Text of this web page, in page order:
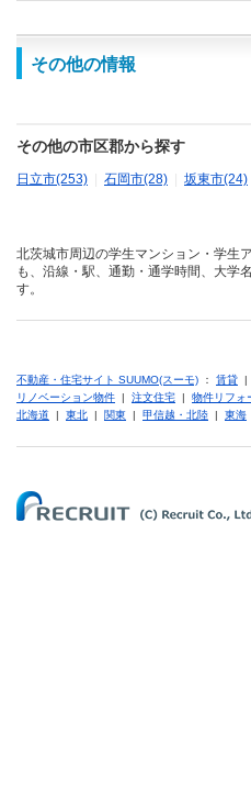
その他の情報
その他の市区郡から探す
日立市(253) 石岡市(28) 坂東市(24)
北茨城市周辺の学生マンション・学生
も、沿線・駅、通勤・通学時間、大学
す。
不動産・住宅サイト SUUMO(スーモ) ： 賃貸 |
リノベーション物件 | 注文住宅 | 物件リフォ
北海道 | 東北 | 関東 | 甲信越・北陸 | 東海